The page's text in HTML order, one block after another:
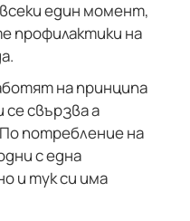
един момент,
профилактики на
на принципа
свързва а
потребление на
с една
и тук си има